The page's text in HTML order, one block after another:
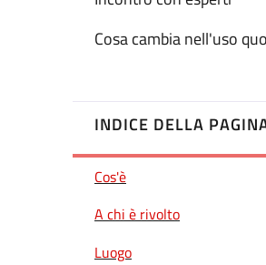
Cosa cambia nell'uso
INDICE DELLA
Cos'è
A chi è rivolto
Luogo